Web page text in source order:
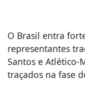
O Brasil entra
representantes
Santos e Atlético-
traçados na fase